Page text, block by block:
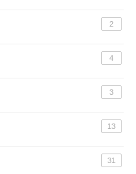
2
4
3
13
31